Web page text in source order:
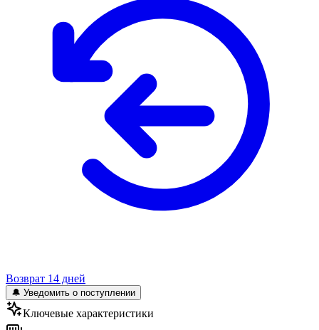
Возврат 14 дней
🔔 Уведомить о поступлении
Ключевые характеристики